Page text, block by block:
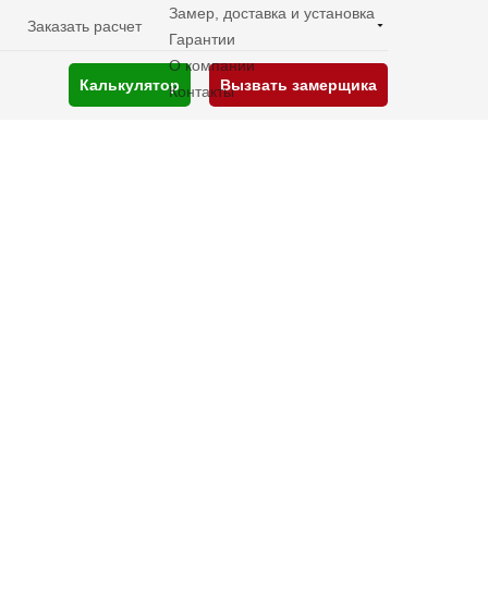
Заказать расчет
Замер, доставка и установка
Гарантии
О компании
Контакты
Калькулятор Вызвать замерщика